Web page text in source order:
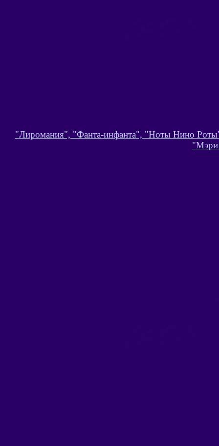
"Лиромания", "Фанта-инфанта", "Ноты Нино